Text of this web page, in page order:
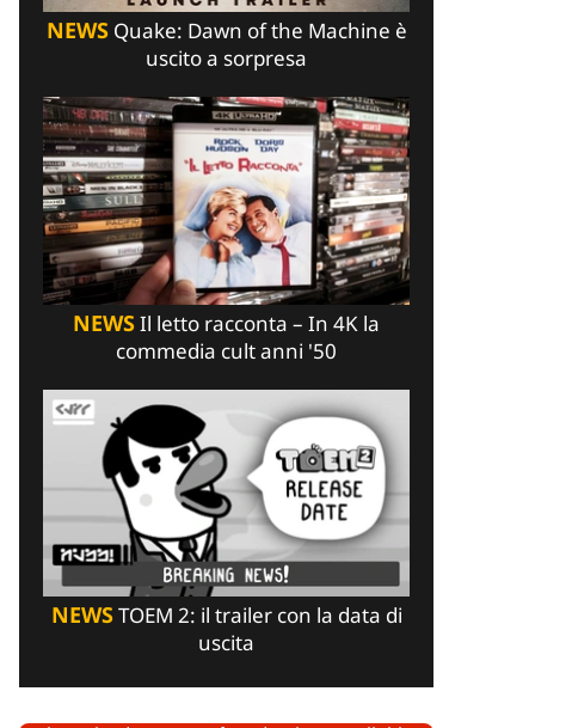
NEWSQuake: Dawn of the Machine è
uscito a sorpresa
NEWSIl letto racconta – In 4K la
commedia cult anni '50
NEWSTOEM 2: il trailer con la data di
uscita